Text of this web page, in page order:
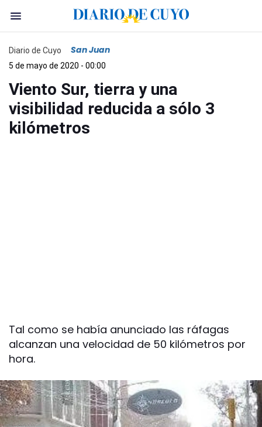
Diario de Cuyo San Juan
5 de mayo de 2020 - 00:00
Viento Sur, tierra y una
visibilidad reducida a sólo 3
kilómetros
Tal como se había anunciado las ráfagas
alcanzan una velocidad de 50 kilómetros por
hora.